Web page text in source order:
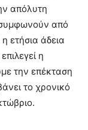
απόλυτη
από
ετήσια άδεια
η
την επέκταση
το χρονικό